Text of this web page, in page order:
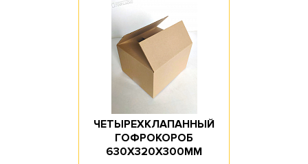
ЧЕТЫРЕХКЛАПАННЫЙ
ГОФРОКОРОБ
630Х320Х300ММ